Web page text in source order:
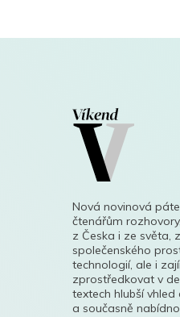
Nová novinová
čtenářům
z Česka i ze světa,
společenského
technologií, ale i
zprostředkovat v
textech hlubší
a současně